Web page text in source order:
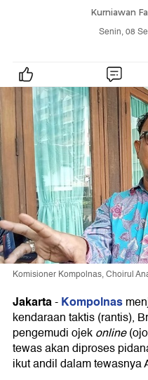
Kurniawan
Senin, 08
Komisioner Kompolnas, Choirul
Jakarta-Kompolnas
kendaraan taktis (rantis),
pengemudi ojekonline
tewas akan diproses
ikut andil dalam tewasnya